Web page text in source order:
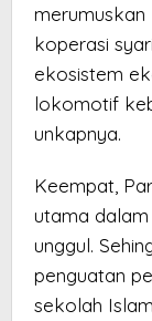
koperasi
ekosistem
lokomotif
unkapnya.
Keempat,
utama
unggul.
penguatan
sekolah